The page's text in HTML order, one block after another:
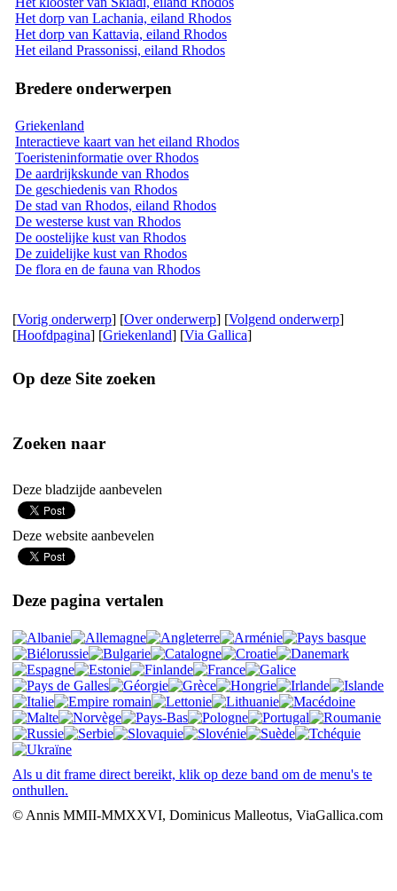
Het dorp van Lachania, eiland Rhodos
Het dorp van Kattavia, eiland Rhodos
Het eiland Prassonissi, eiland Rhodos
Bredere onderwerpen
Griekenland
Interactieve kaart van het eiland Rhodos
Toeristeninformatie over Rhodos
De aardrijkskunde van Rhodos
De geschiedenis van Rhodos
De stad van Rhodos, eiland Rhodos
De westerse kust van Rhodos
De oostelijke kust van Rhodos
De zuidelijke kust van Rhodos
De flora en de fauna van Rhodos
[Vorig onderwerp] [Over onderwerp] [Volgend onderwerp]
[Hoofdpagina] [Griekenland] [Via Gallica]
Op deze Site zoeken
Zoeken naar
Deze bladzijde aanbevelen
Deze website aanbevelen
Deze pagina vertalen
Als u dit frame direct bereikt, klik op deze band om de menu's te
onthullen.
© Annis MMII-MMXXVI, Dominicus Malleotus, ViaGallica.com